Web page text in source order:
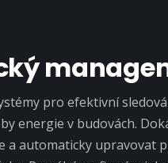
pro efektivní
energie v budovách.
a automaticky upravovat